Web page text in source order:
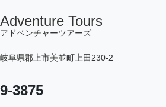
Tours
ドベンチャーツアーズ
阜県郡上市美並町上田230-2
3875